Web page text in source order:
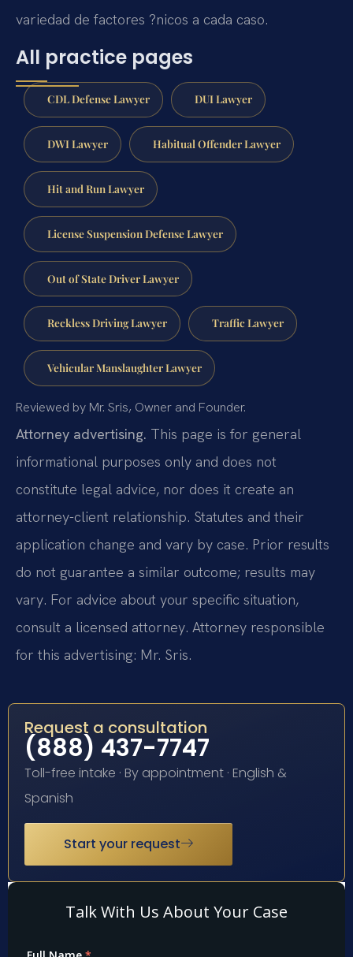
variedad de factores ?nicos a cada caso.
All practice pages
CDL Defense Lawyer DUI Lawyer
DWI Lawyer Habitual Offender Lawyer
Hit and Run Lawyer
License Suspension Defense Lawyer
Out of State Driver Lawyer
Reckless Driving Lawyer Traffic Lawyer
Vehicular Manslaughter Lawyer
Reviewed by Mr. Sris, Owner and Founder.
Attorney advertising. This page is for general
informational purposes only and does not
constitute legal advice, nor does it create an
attorney-client relationship. Statutes and their
application change and vary by case. Prior results
do not guarantee a similar outcome; results may
vary. For advice about your specific situation,
consult a licensed attorney. Attorney responsible
for this advertising: Mr. Sris.
Request a consultation
(888) 437-7747
Toll-free intake · By appointment · English &
Spanish
Start your request